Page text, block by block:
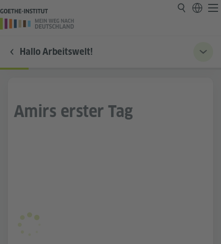
Hallo Arbeitswelt!
Amirs erster Tag